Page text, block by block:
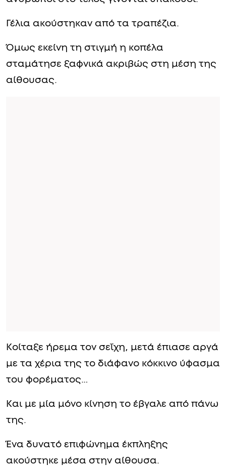
Γέλια ακούστηκαν από τα τραπέζια.
Όμως εκείνη τη στιγμή η κοπέλα
σταμάτησε ξαφνικά ακριβώς στη μέση της
αίθουσας.
Κοίταξε ήρεμα τον σεΐχη, μετά έπιασε αργά
με τα χέρια της το διάφανο κόκκινο ύφασμα
του φορέματος…
Και με μία μόνο κίνηση το έβγαλε από πάνω
της.
Ένα δυνατό επιφώνημα έκπληξης
ακούστηκε μέσα στην αίθουσα.